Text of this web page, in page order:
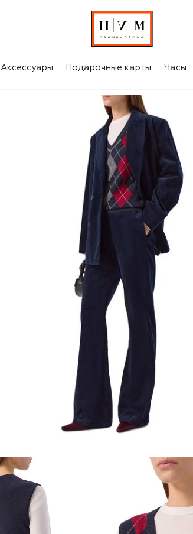
Аксессуары Подарочные карты Часы